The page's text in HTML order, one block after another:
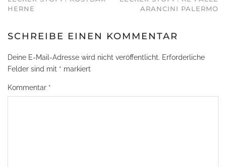
HERNE
ARANCINI PALERMO
SCHREIBE EINEN KOMMENTAR
Deine E-Mail-Adresse wird nicht veröffentlicht. Erforderliche
Felder sind mit * markiert
Kommentar *